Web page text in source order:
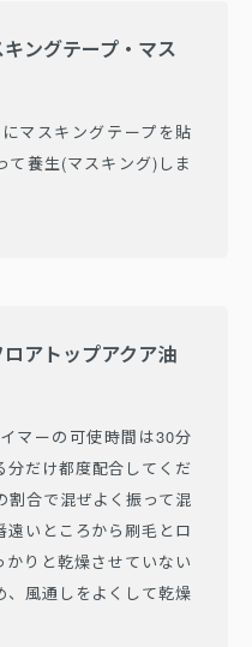
ングテープ・マス
マスキングテープを貼
て養生(マスキング)しま
アトップアクア油
マーの可使時間は30分
だけ都度配合してくだ
割合で混ぜよく振って混
いところから刷毛とロ
りと乾燥させていない
、風通しをよくして乾燥